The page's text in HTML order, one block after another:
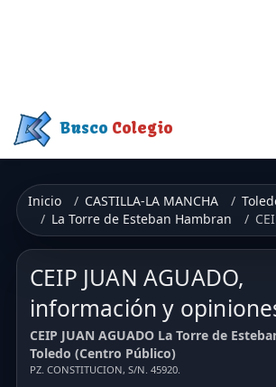
Busco Colegio
Inicio CASTILLA-LA MANCHA
La Torre de Esteban Hambran
CEIP JUAN AGUADO,
información y
CEIP JUAN AGUADO La Torre de
Toledo (Centro Público)
PZ. CONSTITUCION, S/N. 45920.